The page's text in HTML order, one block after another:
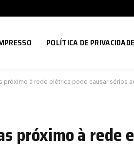
POLÍTICA DE PRIVACIDADE
próximo à rede elétrica pode causar sérios
próximo à rede